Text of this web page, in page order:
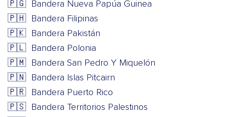
🇵🇬 Bandera Nueva Papúa Guinea
🇵🇭 Bandera Filipinas
🇵🇰 Bandera Pakistán
🇵🇱 Bandera Polonia
🇵🇲 Bandera San Pedro Y Miquelón
🇵🇳 Bandera Islas Pitcairn
🇵🇷 Bandera Puerto Rico
🇵🇸 Bandera Territorios Palestinos